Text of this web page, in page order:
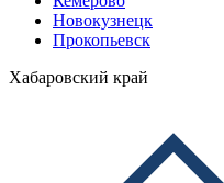
Новокузнецк
Прокопьевск
Хабаровский край